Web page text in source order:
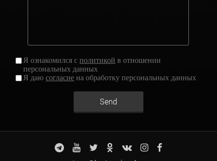
Я ознакомился сполитикой в отношении
персональных данных
Я даюсогласие на обработку персональных данных
Send